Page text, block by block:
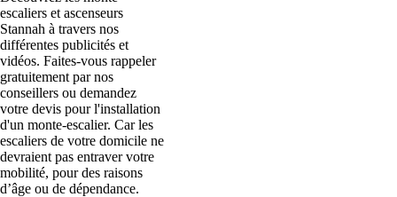
escaliers et ascenseurs
Stannah à travers nos
différentes publicités et
vidéos. Faites-vous rappeler
gratuitement par nos
conseillers ou demandez
votre devis pour l'installation
d'un monte-escalier. Car les
escaliers de votre domicile ne
devraient pas entraver votre
mobilité, pour des raisons
d’âge ou de dépendance.